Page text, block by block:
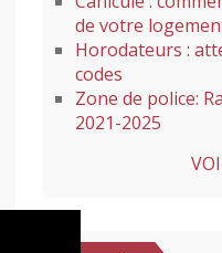
de votre
Horodateurs :
codes
Zone de police:
2021-2025